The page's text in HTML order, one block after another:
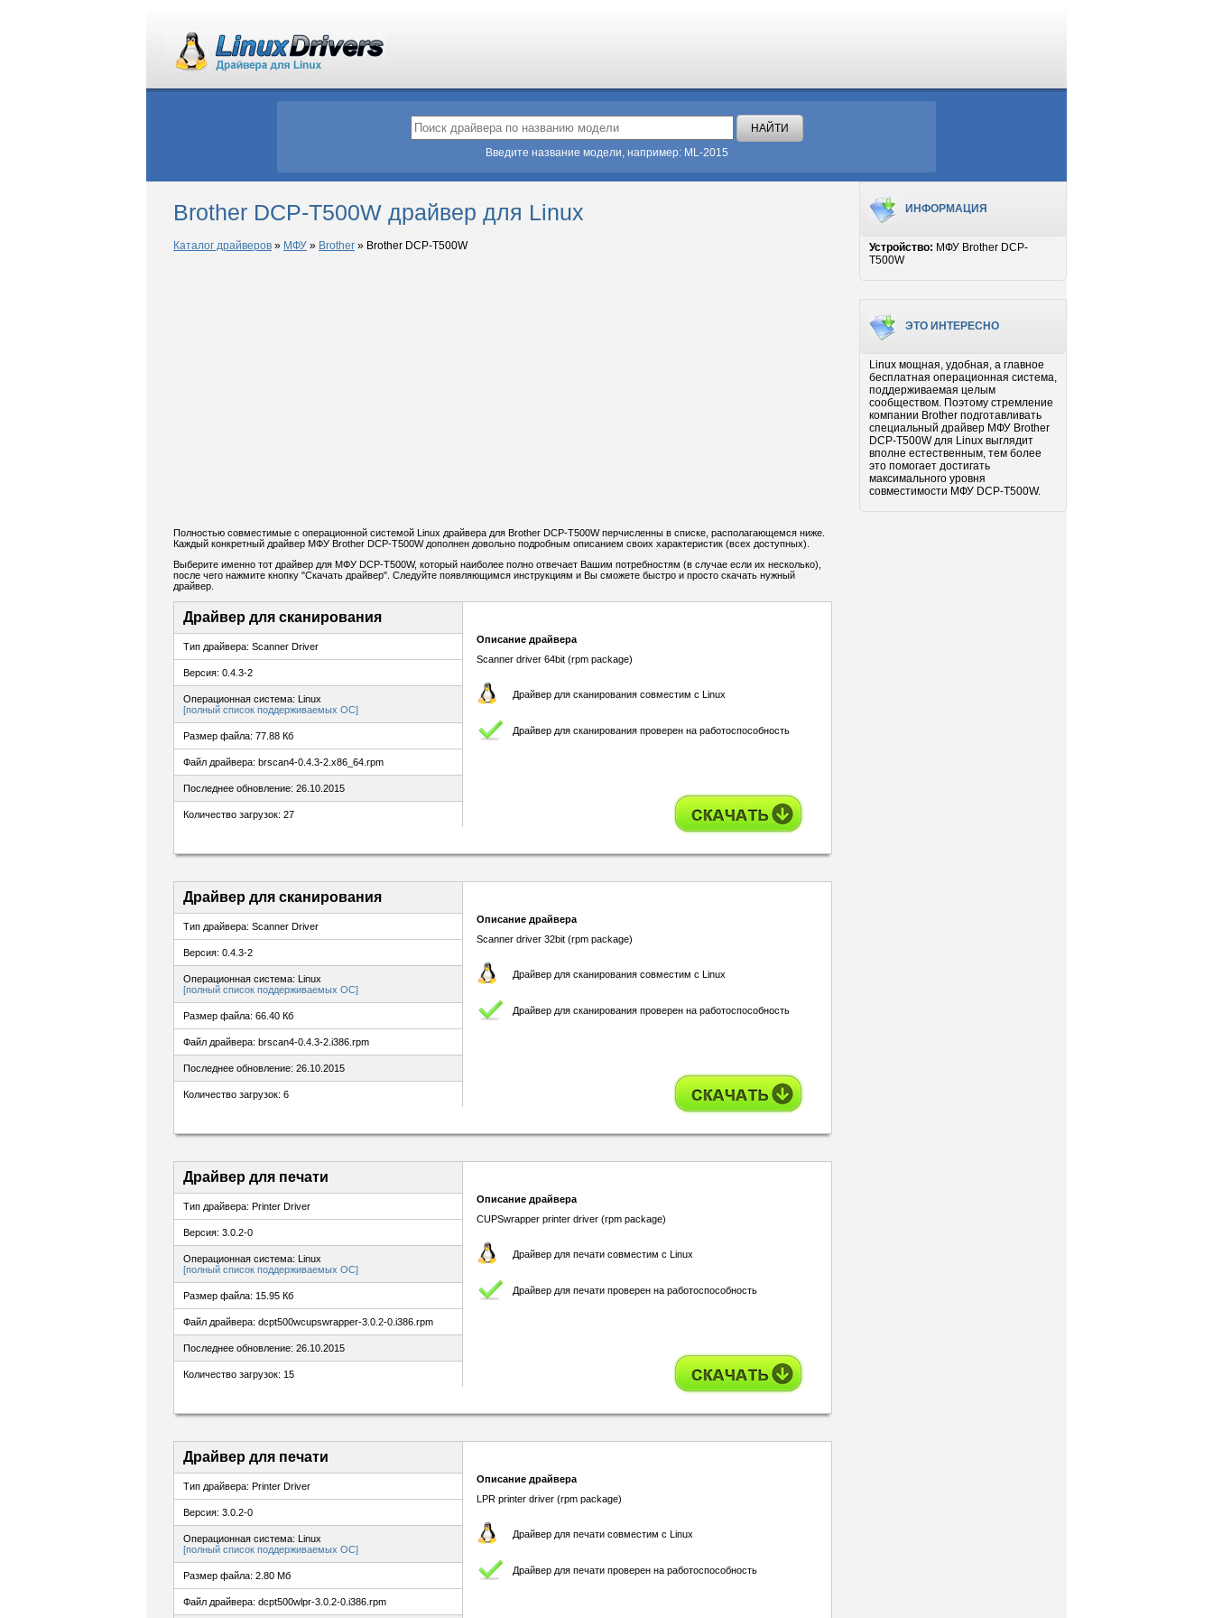
Введите название модели, например: ML-2015
Brother DCP-T500W драйвер для Linux
Каталог драйверов » МФУ » Brother » Brother DCP-T500W
Полностью совместимые с операционной системой Linux драйвера для Brother DCP-T500W перчисленны в списке, располагающемся ниже.
Каждый конкретный драйвер МФУ Brother DCP-T500W дополнен довольно подробным описанием своих характеристик (всех доступных).
Выберите именно тот драйвер для МФУ DCP-T500W, который наиболее полно отвечает Вашим потребностям (в случае если их несколько),
после чего нажмите кнопку "Скачать драйвер". Следуйте появляющимся инструкциям и Вы сможете быстро и просто скачать нужный
драйвер.
Драйвер для сканирования
Тип драйвера: Scanner Driver
Версия: 0.4.3-2
Операционная система: Linux
[полный список поддерживаемых ОС]
Размер файла: 77.88 Кб
Файл драйвера: brscan4-0.4.3-2.x86_64.rpm
Последнее обновление: 26.10.2015
Количество загрузок: 27
Описание драйвера
Scanner driver 64bit (rpm package)
Драйвер для сканирования совместим с Linux
Драйвер для сканирования проверен на работоспособность
Драйвер для сканирования
Тип драйвера: Scanner Driver
Версия: 0.4.3-2
Операционная система: Linux
[полный список поддерживаемых ОС]
Размер файла: 66.40 Кб
Файл драйвера: brscan4-0.4.3-2.i386.rpm
Последнее обновление: 26.10.2015
Количество загрузок: 6
Описание драйвера
Scanner driver 32bit (rpm package)
Драйвер для сканирования совместим с Linux
Драйвер для сканирования проверен на работоспособность
Драйвер для печати
Тип драйвера: Printer Driver
Версия: 3.0.2-0
Операционная система: Linux
[полный список поддерживаемых ОС]
Размер файла: 15.95 Кб
Файл драйвера: dcpt500wcupswrapper-3.0.2-0.i386.rpm
Последнее обновление: 26.10.2015
Количество загрузок: 15
Описание драйвера
CUPSwrapper printer driver (rpm package)
Драйвер для печати совместим с Linux
Драйвер для печати проверен на работоспособность
Драйвер для печати
Тип драйвера: Printer Driver
Версия: 3.0.2-0
Операционная система: Linux
[полный список поддерживаемых ОС]
Размер файла: 2.80 Мб
Файл драйвера: dcpt500wlpr-3.0.2-0.i386.rpm
Описание драйвера
LPR printer driver (rpm package)
Драйвер для печати совместим с Linux
Драйвер для печати проверен на работоспособность
ИНФОРМАЦИЯ
Устройство: МФУ Brother DCP-
T500W
ЭТО ИНТЕРЕСНО
Linux мощная, удобная, а главное
бесплатная операционная система,
поддерживаемая целым
сообществом. Поэтому стремление
компании Brother подготавливать
специальный драйвер МФУ Brother
DCP-T500W для Linux выглядит
вполне естественным, тем более
это помогает достигать
максимального уровня
совместимости МФУ DCP-T500W.